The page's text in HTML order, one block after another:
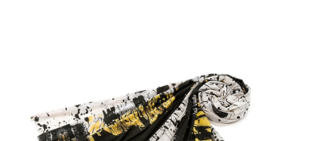
每筆NT$120，滿NT$1,000(含以上)免運費
國家/地區配送